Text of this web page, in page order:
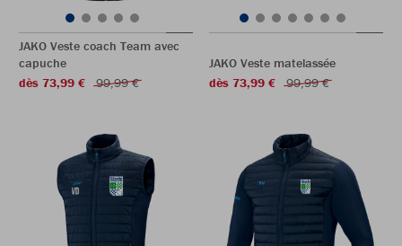
JAKO Veste coach Team avec
capuche
dès 73,99 €
99,99 €
JAKO Veste matelassée
dès 73,99 €
99,99 €